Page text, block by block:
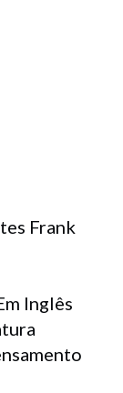
Frank
Inglês